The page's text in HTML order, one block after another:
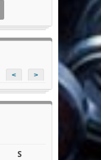
< >
S